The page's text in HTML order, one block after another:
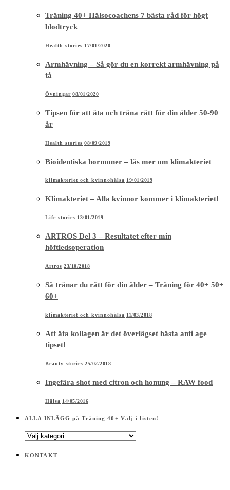
Träning 40+ Hälsocoachens 7 bästa råd för högt
blodtryck
Health stories 17/01/2020
Armhävning – Så gör du en korrekt armhävning på
tå
Övningar 08/01/2020
Tipsen för att äta och träna rätt för din ålder 50-90
år
Health stories 08/09/2019
Bioidentiska hormoner – läs mer om klimakteriet
klimakteriet och kvinnohälsa 19/01/2019
Klimakteriet – Alla kvinnor kommer i klimakteriet!
Life stories 13/01/2019
ARTROS Del 3 – Resultatet efter min
höftledsoperation
Artros 23/10/2018
Så tränar du rätt för din ålder – Träning för 40+ 50+
60+
klimakteriet och kvinnohälsa 11/03/2018
Att äta kollagen är det överlägset bästa anti age
tipset!
Beauty stories 25/02/2018
Ingefära shot med citron och honung – RAW food
Hälsa 14/05/2016
ALLA INLÄGG på Träning 40+ Välj i listen!
ALLA
på
KONTAKT